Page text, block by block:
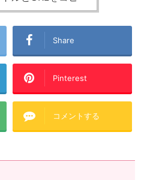
Share
Pinterest
コメントする